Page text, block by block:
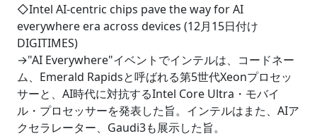
◇Intel AI-centric chips pave the way for AI
everywhere era across devices (12月15日付け
DIGITIMES)
→"AI Everywhere"イベントでインテルは、コードネー
ム、Emerald Rapidsと呼ばれる第5世代Xeonプロセッ
サーと、AI時代に対抗するIntel Core Ultra・モバイ
ル・プロセッサーを発表した旨。インテルはまた、AIア
クセラレーター、Gaudi3も展示した旨。